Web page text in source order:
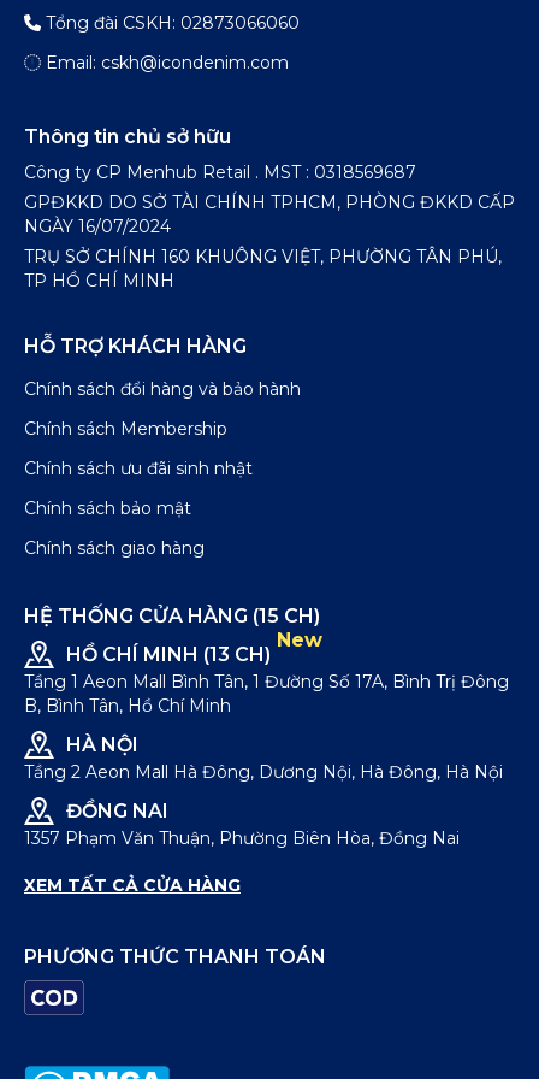
Tổng đài CSKH: 02873066060
Email: cskh@icondenim.com
Thông tin chủ sở hữu
Công ty CP Menhub Retail . MST : 0318569687
GPĐKKD DO SỞ TÀI CHÍNH TPHCM, PHÒNG ĐKKD CẤP
NGÀY 16/07/2024
TRỤ SỞ CHÍNH 160 KHUÔNG VIỆT, PHƯỜNG TÂN PHÚ,
TP HỒ CHÍ MINH
HỖ TRỢ KHÁCH HÀNG
Chính sách đổi hàng và bảo hành
Chính sách Membership
Chính sách ưu đãi sinh nhật
Chính sách bảo mật
Chính sách giao hàng
HỆ THỐNG CỬA HÀNG (15 CH)
HỒ CHÍ MINH (13 CH)
New
Tầng 1 Aeon Mall Bình Tân, 1 Đường Số 17A, Bình Trị Đông
B, Bình Tân, Hồ Chí Minh
HÀ NỘI
Tầng 2 Aeon Mall Hà Đông, Dương Nội, Hà Đông, Hà Nội
ĐỒNG NAI
1357 Phạm Văn Thuận, Phường Biên Hòa, Đồng Nai
XEM TẤT CẢ CỬA HÀNG
PHƯƠNG THỨC THANH TOÁN